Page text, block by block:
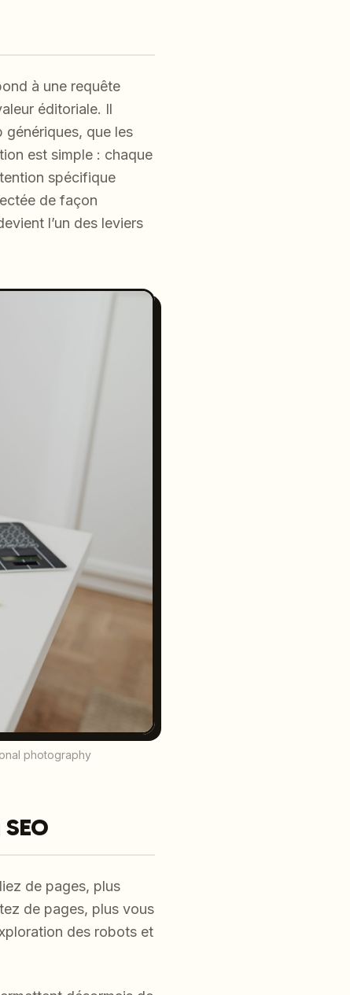
à une requête
éditoriale. Il
que les
est simple : chaque
spécifique
de façon
l’un des leviers
photography
de pages, plus
de pages, plus vous
des robots et